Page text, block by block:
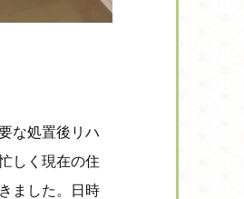
な処置後リハ
しく現在の住
ました。日時